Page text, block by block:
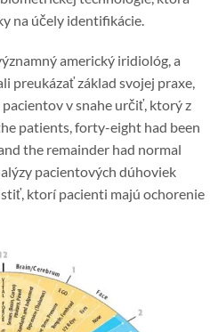
na účely identifikácie.
americký iridiológ, a
preukázať základ svojej praxe,
v snahe určiť, ktorý z
patients, forty-eight had been
the remainder had normal
pacientových dúhoviek
ktorí pacienti majú ochorenie